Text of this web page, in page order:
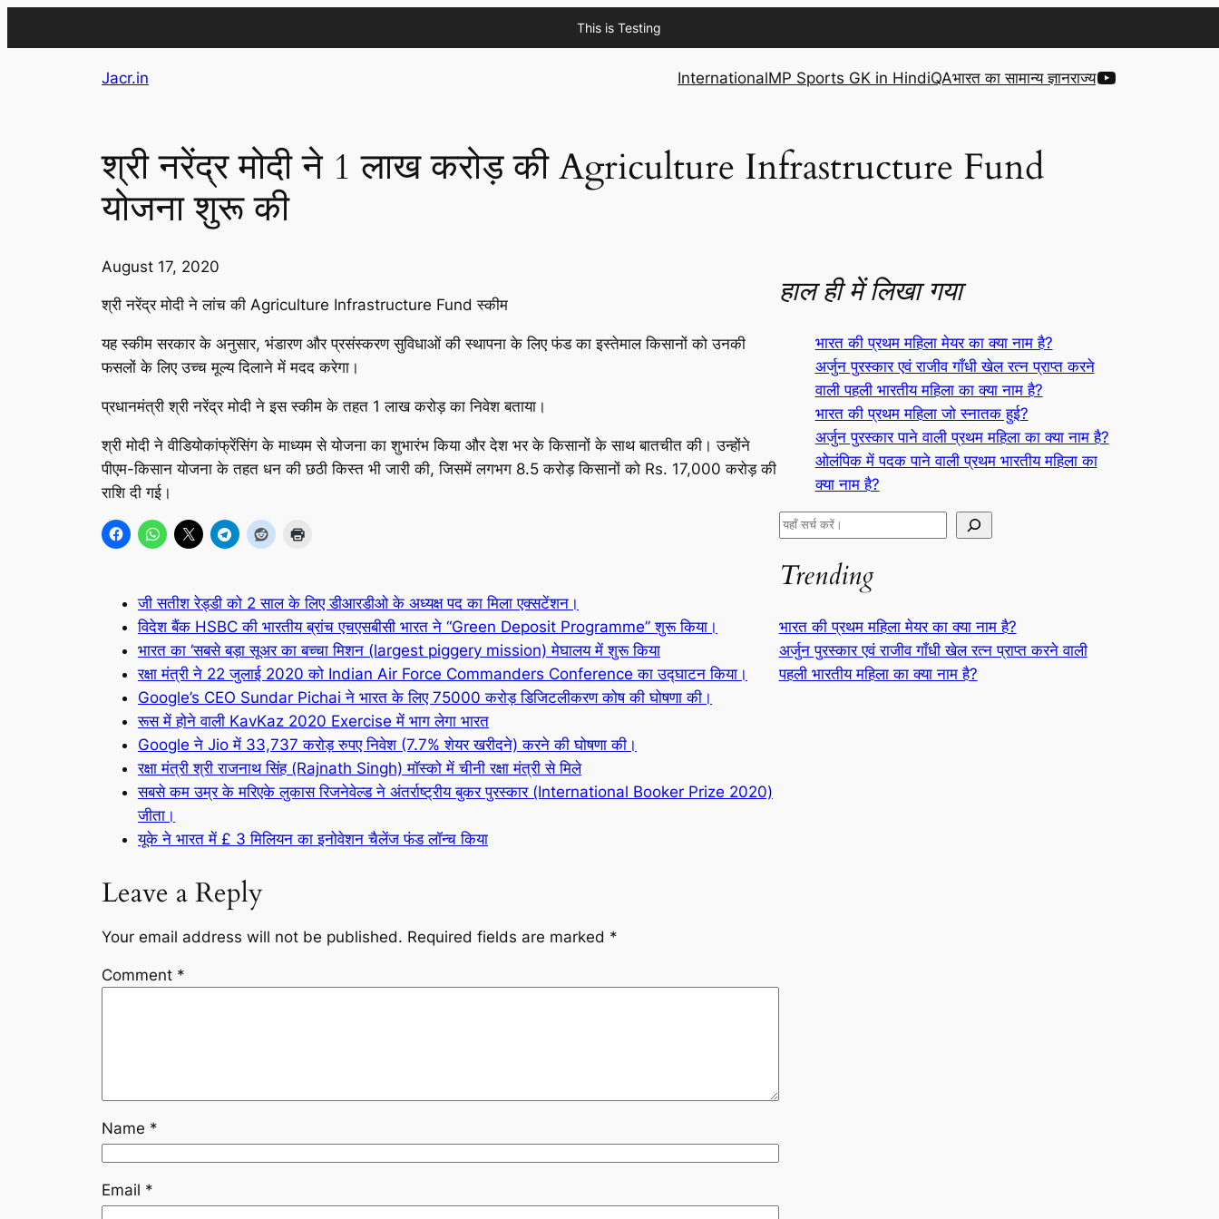
This is Testing
Jacr.in InternationalMP Sports GK in HindiQAभारत का सामान्य ज्ञानराज्यYouTube
श्री नरेंद्र मोदी ने 1 लाख करोड़ की Agriculture Infrastructure Fund
योजना शुरू की
August 17, 2020
श्री नरेंद्र मोदी ने लांच की Agriculture Infrastructure Fund स्कीम
यह स्कीम सरकार के अनुसार, भंडारण और प्रसंस्करण सुविधाओं की स्थापना के लिए फंड का इस्तेमाल किसानों को उनकी
फसलों के लिए उच्च मूल्य दिलाने में मदद करेगा।
प्रधानमंत्री श्री नरेंद्र मोदी ने इस स्कीम के तहत 1 लाख करोड़ का निवेश बताया।
श्री मोदी ने वीडियोकांफ्रेंसिंग के माध्यम से योजना का शुभारंभ किया और देश भर के किसानों के साथ बातचीत की। उन्होंने
पीएम-किसान योजना के तहत धन की छठी किस्त भी जारी की, जिसमें लगभग 8.5 करोड़ किसानों को Rs. 17,000 करोड़ की
राशि दी गई।
जी सतीश रेड्डी को 2 साल के लिए डीआरडीओ के अध्यक्ष पद का मिला एक्सटेंशन।
विदेश बैंक HSBC की भारतीय ब्रांच एचएसबीसी भारत ने “Green Deposit Programme” शुरू किया।
भारत का ‘सबसे बड़ा सूअर का बच्चा मिशन (largest piggery mission) मेघालय में शुरू किया
रक्षा मंत्री ने 22 जुलाई 2020 को Indian Air Force Commanders Conference का उद्घाटन किया।
Google’s CEO Sundar Pichai ने भारत के लिए 75000 करोड़ डिजिटलीकरण कोष की घोषणा की।
रूस में होने वाली KavKaz 2020 Exercise में भाग लेगा भारत
Google ने Jio में 33,737 करोड़ रुपए निवेश (7.7% शेयर खरीदने) करने की घोषणा की।
रक्षा मंत्री श्री राजनाथ सिंह (Rajnath Singh) मॉस्को में चीनी रक्षा मंत्री से मिले
सबसे कम उम्र के मरिएके लुकास रिजनेवेल्ड ने अंतर्राष्ट्रीय बुकर पुरस्कार (International Booker Prize 2020)
जीता।
यूके ने भारत में £ 3 मिलियन का इनोवेशन चैलेंज फंड लॉन्च किया
Leave a Reply
Your email address will not be published. Required fields are marked *
Comment *
Name *
Email *
हाल ही में लिखा गया
भारत की प्रथम महिला मेयर का क्या नाम है?
अर्जुन पुरस्कार एवं राजीव गाँधी खेल रत्न प्राप्त करने
वाली पहली भारतीय महिला का क्या नाम है?
भारत की प्रथम महिला जो स्नातक हुई?
अर्जुन पुरस्कार पाने वाली प्रथम महिला का क्या नाम है?
ओलंपिक में पदक पाने वाली प्रथम भारतीय महिला का
क्या नाम है?
S
a
h
Trending
भारत की प्रथम महिला मेयर का क्या नाम है?
अर्जुन पुरस्कार एवं राजीव गाँधी खेल रत्न प्राप्त करने वाली
पहली भारतीय महिला का क्या नाम है?